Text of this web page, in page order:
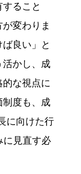
ること
変わりま
良い」と
活かし、成
な視点に
制度も、成
に向けた行
に見直す必